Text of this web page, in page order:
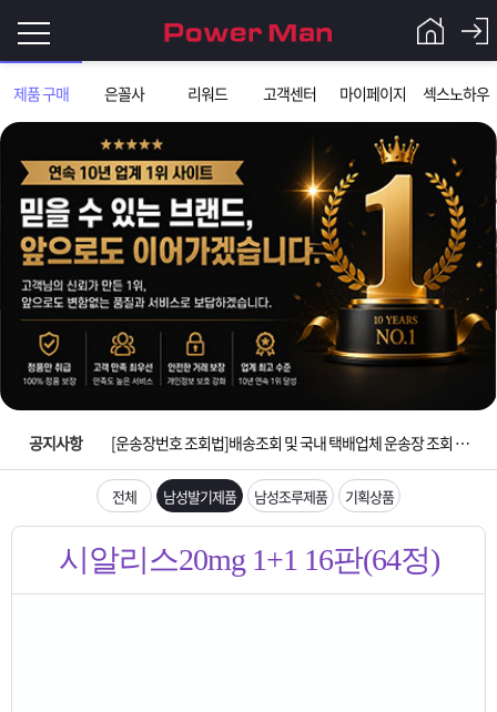
제품 구매 은꼴사 리워드 고객센터 마이페이지 섹스노하우
그
인
이
필
요
니
로
Q&A
파
워
맨
제
품
은
공지사항
입금확인이 안되는 상황을 대비해 꼭 입금후 고객센터 연락바랍니다.
[2026구정 연휴]설 연휴 배송 및 휴무 안내
[ios앱 오픈]아이폰 고객 앱설치 가능합니다.
[무인택배함 이용 안내] 집 밖에 주소로 택배 받기
전체 남성발기제품 남성조루제품 기획상품
시알리스20mg 1+1 16판(64정)